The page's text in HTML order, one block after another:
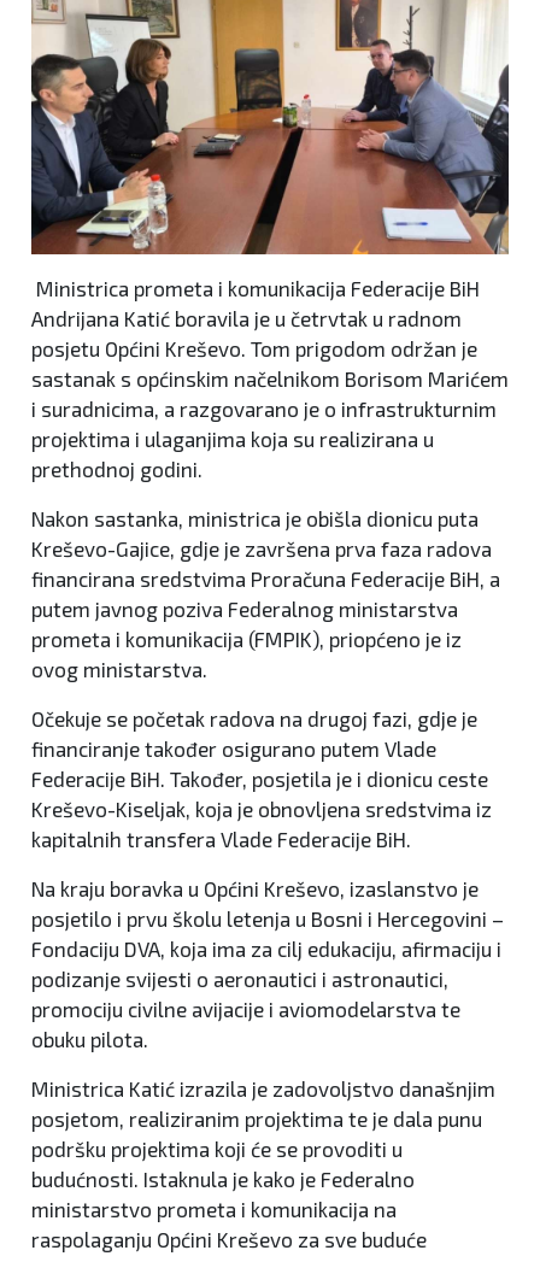
Ministrica prometa i komunikacija Federacije BiH
Andrijana Katić boravila je u četrvtak u radnom
posjetu Općini Kreševo. Tom prigodom održan je
sastanak s općinskim načelnikom Borisom Marićem
i suradnicima, a razgovarano je o infrastrukturnim
projektima i ulaganjima koja su realizirana u
prethodnoj godini.
Nakon sastanka, ministrica je obišla dionicu puta
Kreševo-Gajice, gdje je završena prva faza radova
financirana sredstvima Proračuna Federacije BiH, a
putem javnog poziva Federalnog ministarstva
prometa i komunikacija (FMPIK), priopćeno je iz
ovog ministarstva.
Očekuje se početak radova na drugoj fazi, gdje je
financiranje također osigurano putem Vlade
Federacije BiH. Također, posjetila je i dionicu ceste
Kreševo-Kiseljak, koja je obnovljena sredstvima iz
kapitalnih transfera Vlade Federacije BiH.
Na kraju boravka u Općini Kreševo, izaslanstvo je
posjetilo i prvu školu letenja u Bosni i Hercegovini –
Fondaciju DVA, koja ima za cilj edukaciju, afirmaciju i
podizanje svijesti o aeronautici i astronautici,
promociju civilne avijacije i aviomodelarstva te
obuku pilota.
Ministrica Katić izrazila je zadovoljstvo današnjim
posjetom, realiziranim projektima te je dala punu
podršku projektima koji će se provoditi u
budućnosti. Istaknula je kako je Federalno
ministarstvo prometa i komunikacija na
raspolaganju Općini Kreševo za sve buduće